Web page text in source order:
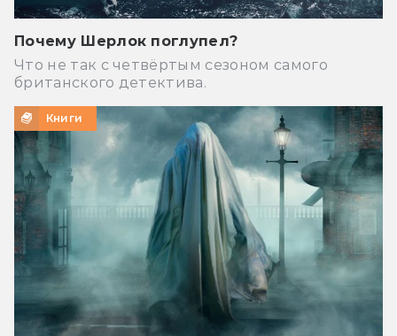
Почему Шерлок поглупел?
Что не так с четвёртым сезоном самого
британского детектива.
Книги